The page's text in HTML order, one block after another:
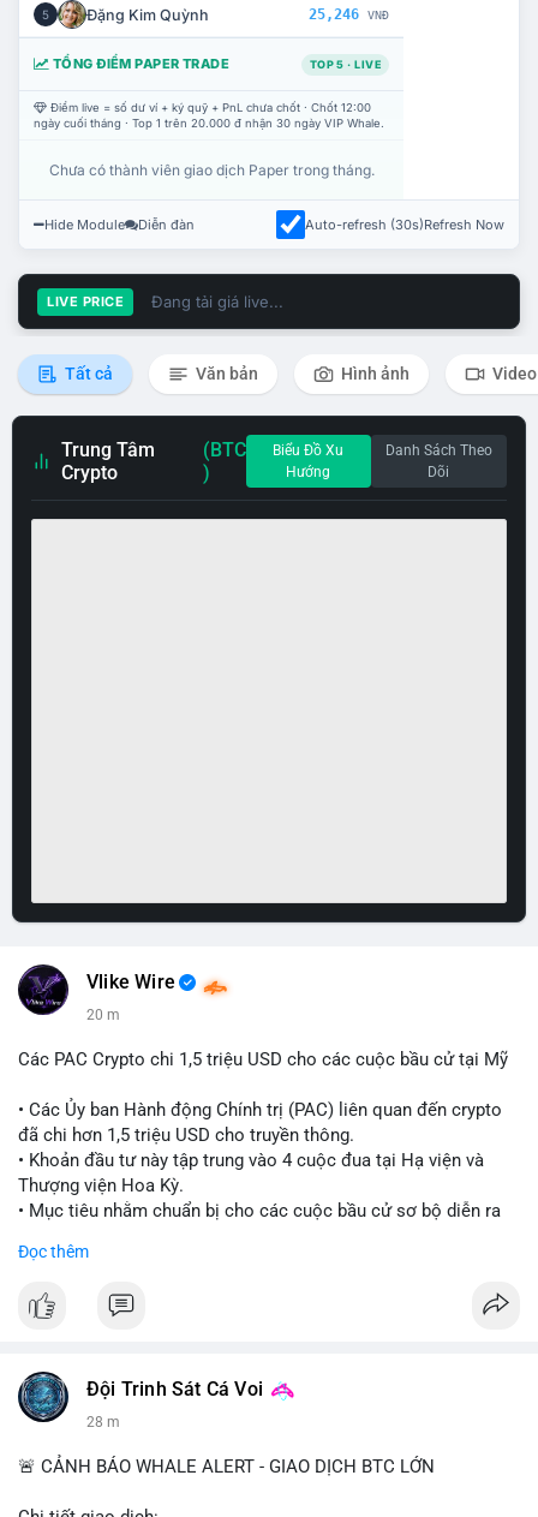
5 Đặng Kim Quỳnh 25,246 VNĐ
TỔNG ĐIỂM PAPER TRADE TOP 5 · LIVE
Điểm live = số dư ví + ký quỹ + PnL chưa chốt · Chốt 12:00
ngày cuối tháng · Top 1 trên 20.000 đ nhận 30 ngày VIP Whale.
Chưa có thành viên giao dịch Paper trong tháng.
Hide Module Diễn đàn Auto-refresh (30s)Refresh Now
LIVE PRICE Đang tải giá live...
Tất cả Văn bản Hình ảnh Video
Trung Tâm
Crypto
(BTC
)
Biểu Đồ Xu
Hướng
Danh Sách Theo
Dõi
Vlike Wire
20 m
Các PAC Crypto chi 1,5 triệu USD cho các cuộc bầu cử tại Mỹ
• Các Ủy ban Hành động Chính trị (PAC) liên quan đến crypto
đã chi hơn 1,5 triệu USD cho truyền thông.
• Khoản đầu tư này tập trung vào 4 cuộc đua tại Hạ viện và
Thượng viện Hoa Kỳ.
• Mục tiêu nhằm chuẩn bị cho các cuộc bầu cử sơ bộ diễn ra
#vlikevn #titanbot
Đọc thêm
Đội Trinh Sát Cá Voi
28 m
🚨 CẢNH BÁO WHALE ALERT - GIAO DỊCH BTC LỚN